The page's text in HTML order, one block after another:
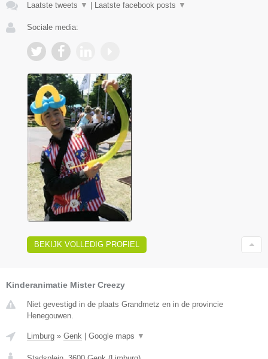
Laatste tweets ▼ Laatste facebook posts ▼
Sociale media:
BEKIJK VOLLEDIG PROFIEL
Kinderanimatie Mister Creezy
Niet gevestigd in de plaats Grandmetz en in de provincie
Henegouwen.
Limburg » Genk Google maps ▼